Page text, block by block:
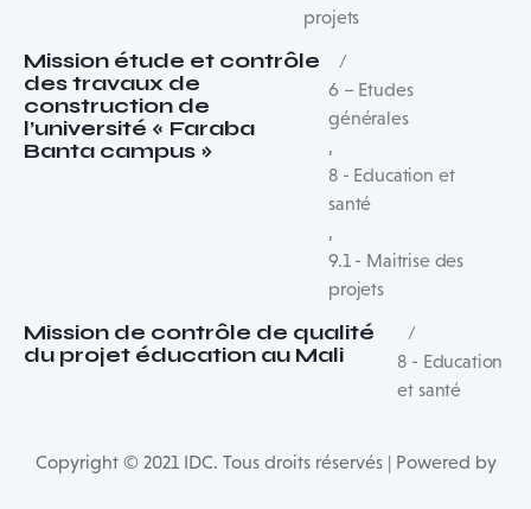
projets
6 – Etudes
générales
,
8 - Education et
santé
,
9.1 - Maitrise des
projets
Mission étude et contrôle
des travaux de
construction de
l’université « Faraba
Banta campus »
8 - Education
et santé
Mission de contrôle de qualité
du projet éducation au Mali
Copyright © 2021 IDC. Tous droits réservés | Powered by